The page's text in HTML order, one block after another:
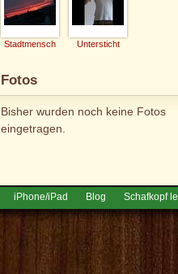
Stadtmensch Untersticht
Fotos
Bisher wurden noch keine Fotos
eingetragen.
iPhone/iPad Blog Schafkopf